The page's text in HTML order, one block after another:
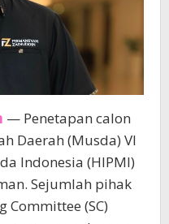
— Penetapan calon
Daerah (Musda) VI
Indonesia (HIPMI)
Sejumlah pihak
Committee (SC)